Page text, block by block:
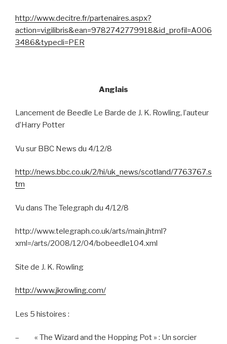
http://www.decitre.fr/partenaires.aspx?
action=vigilibris&ean=9782742779918&id_profil=A006
3486&typecli=PER
Anglais
Lancement de Beedle Le Barde de J. K. Rowling, l’auteur
d’Harry Potter
Vu sur BBC News du 4/12/8
http://news.bbc.co.uk/2/hi/uk_news/scotland/7763767.s
tm
Vu dans The Telegraph du 4/12/8
http://www.telegraph.co.uk/arts/main.jhtml?
xml=/arts/2008/12/04/bobeedle104.xml
Site de J. K. Rowling
http://www.jkrowling.com/
Les 5 histoires :
– « The Wizard and the Hopping Pot » : Un sorcier